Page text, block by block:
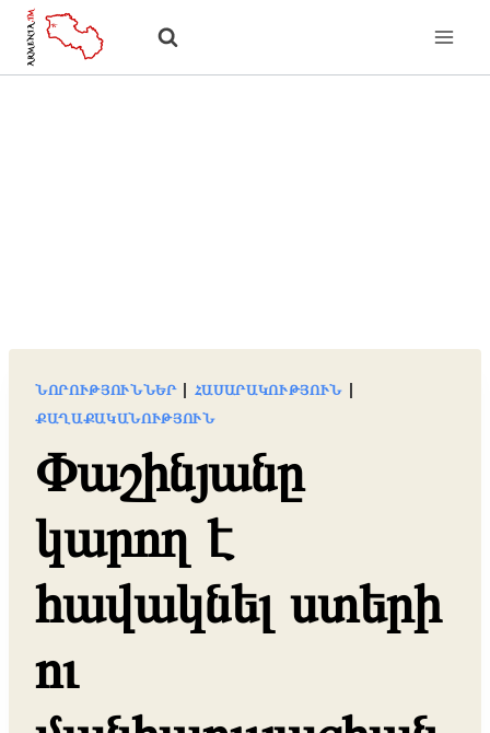
Skip
ՆՈՐՈՒԹՅՈՒՆՆԵՐ| ՀԱՍԱՐԱԿՈՒԹՅՈՒՆ|
ՔԱՂԱՔԱԿԱՆՈՒԹՅՈՒՆ
Փաշինյանը
կարող է
հավակնել ստերի
ու